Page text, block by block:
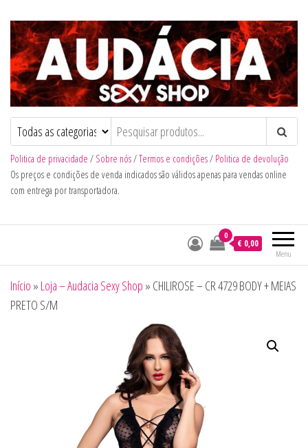
Audacia Sexy Shop
Politica de privacidade / Sobre nós/Termos e condições/ Politica de devolução
Os preços e condições de venda indicados são válidos apenas para vendas online
com entrega por transportadora.
Menu
0
€ 0,00
Início » Loja – Audacia Sexy Shop » CHILIROSE – CR 4729 BODY + MEIAS
PRETO S/M